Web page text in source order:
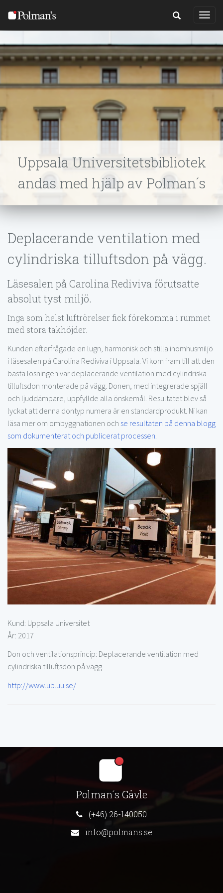
Uppsala Universitetsbibliotek
andas med hjälp av Polman´s
Deplacerande ventilation med
cylindriska tilluftsdon på vägg.
Läsesalen på Carolina Rediviva förutsatte
absolut tyst miljö.
Inga som helst luftrörelser fick förekomma i rummet
med stora takhöjder.
Kunden efterfrågade en lugn, harmonisk och stilla inomhusmiljö
i läsesalen på Carolina Rediviva i Uppsala. Vi kom fram till att den
bästa lösningen var deplacerande ventilation med cylindriska
tilluftsdon monterade på vägg. Donen, med integrerade spjäll
och ljuddämpare, uppfyllde alla önskemål. Resultatet blev så
lyckat att denna dontyp numera är en standardprodukt. Ni kan
läsa mer om ombyggnationen och se resultaten på denna blogg
som dokumenterat och publicerat processen.
Kund: Uppsala Universitet
År: 2017
Don och ventilationsprincip: Deplacerande ventilation med
cylindriska tilluftsdon på vägg.
http://www.ub.uu.se/
Polman´s Gävle
(+46) 26-140050
info@polmans.se